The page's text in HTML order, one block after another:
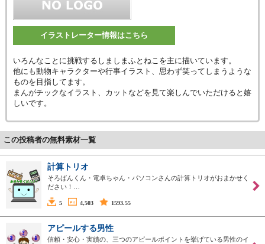
イラストレーター情報はこちら
いろんなことに挑戦するしましまふとねこを主に描いています。
他にも動物キャラクターや行事イラスト、思わず笑ってしまうような
ものを目指してます。
まんがチックなイラスト、カットなどを見て楽しんでいただけると嬉
しいです。
この投稿者の無料素材一覧
計算トリオ
そろばんくん・電卓ちゃん・パソコンさんの計算トリオがおまかせく
ださい！…
5 4,503 1593.55
アピールする男性
信頼・安心・実績の、三つのアピールポイントを挙げている男性のイ